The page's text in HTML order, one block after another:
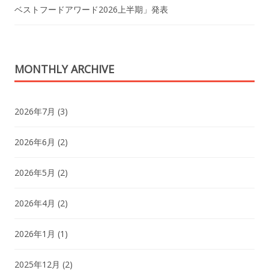
ベストフードアワード2026上半期」発表
MONTHLY ARCHIVE
2026年7月 (3)
2026年6月 (2)
2026年5月 (2)
2026年4月 (2)
2026年1月 (1)
2025年12月 (2)